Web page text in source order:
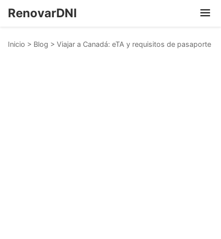
RenovarDNI
Inicio > Blog > Viajar a Canadá: eTA y requisitos de pasaporte